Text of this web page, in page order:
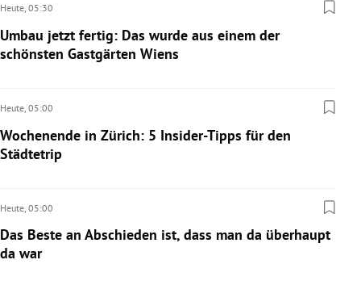
Heute, 05:30
Umbau jetzt fertig: Das wurde aus einem der
schönsten Gastgärten Wiens
Heute, 05:00
Wochenende in Zürich: 5 Insider-Tipps für den
Städtetrip
Heute, 05:00
Das Beste an Abschieden ist, dass man da überhaupt
da war